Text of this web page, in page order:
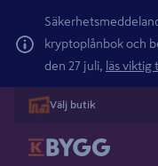
kryptoplånbok och
den 27 juli, läs
Välj butik